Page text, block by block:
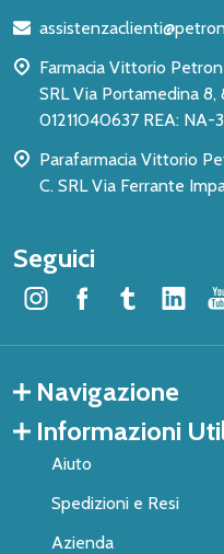
pagina
Farmacia Vittorio
SRL Via Portamedina 8, 80134 - Napoli NA P.IVA:
01211040637 REA: NA-
Parafarmacia Vittorio
C. SRL Via Ferrante
Seguici
Navigazione
Informazioni
Aiuto
Spedizioni e Resi
Azienda